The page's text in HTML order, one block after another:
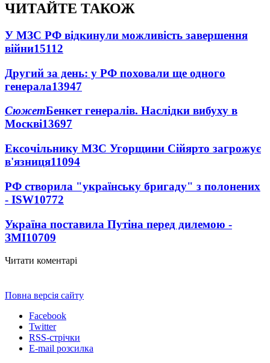
ЧИТАЙТЕ ТАКОЖ
У МЗС РФ відкинули можливість завершення
війни15112
Другий за день: у РФ поховали ще одного
генерала13947
СюжетБенкет генералів. Наслідки вибуху в
Москві13697
Ексочільнику МЗС Угорщини Сійярто загрожує
в'язниця11094
РФ створила "українську бригаду" з полонених
- ISW10772
Україна поставила Путіна перед дилемою -
ЗМІ10709
Читати коментарі
Повна версія сайту
Facebook
Twitter
RSS-стрічки
E-mail розсилка